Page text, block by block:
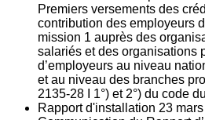
Premiers versements des
contribution des employeurs
mission 1 auprès des
salariés et des organisations
d’employeurs au niveau
et au niveau des branches
2135‐28 I 1°) et 2°) du code
Rapport d'installation 23